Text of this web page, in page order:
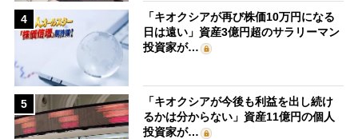
4
「キオクシアが再び株価10万円になる
日は遠い」資産3億円超のサラリーマン
投資家が…
5
「キオクシアが今後も利益を出し続け
るかは分からない」資産11億円の個人
投資家が…